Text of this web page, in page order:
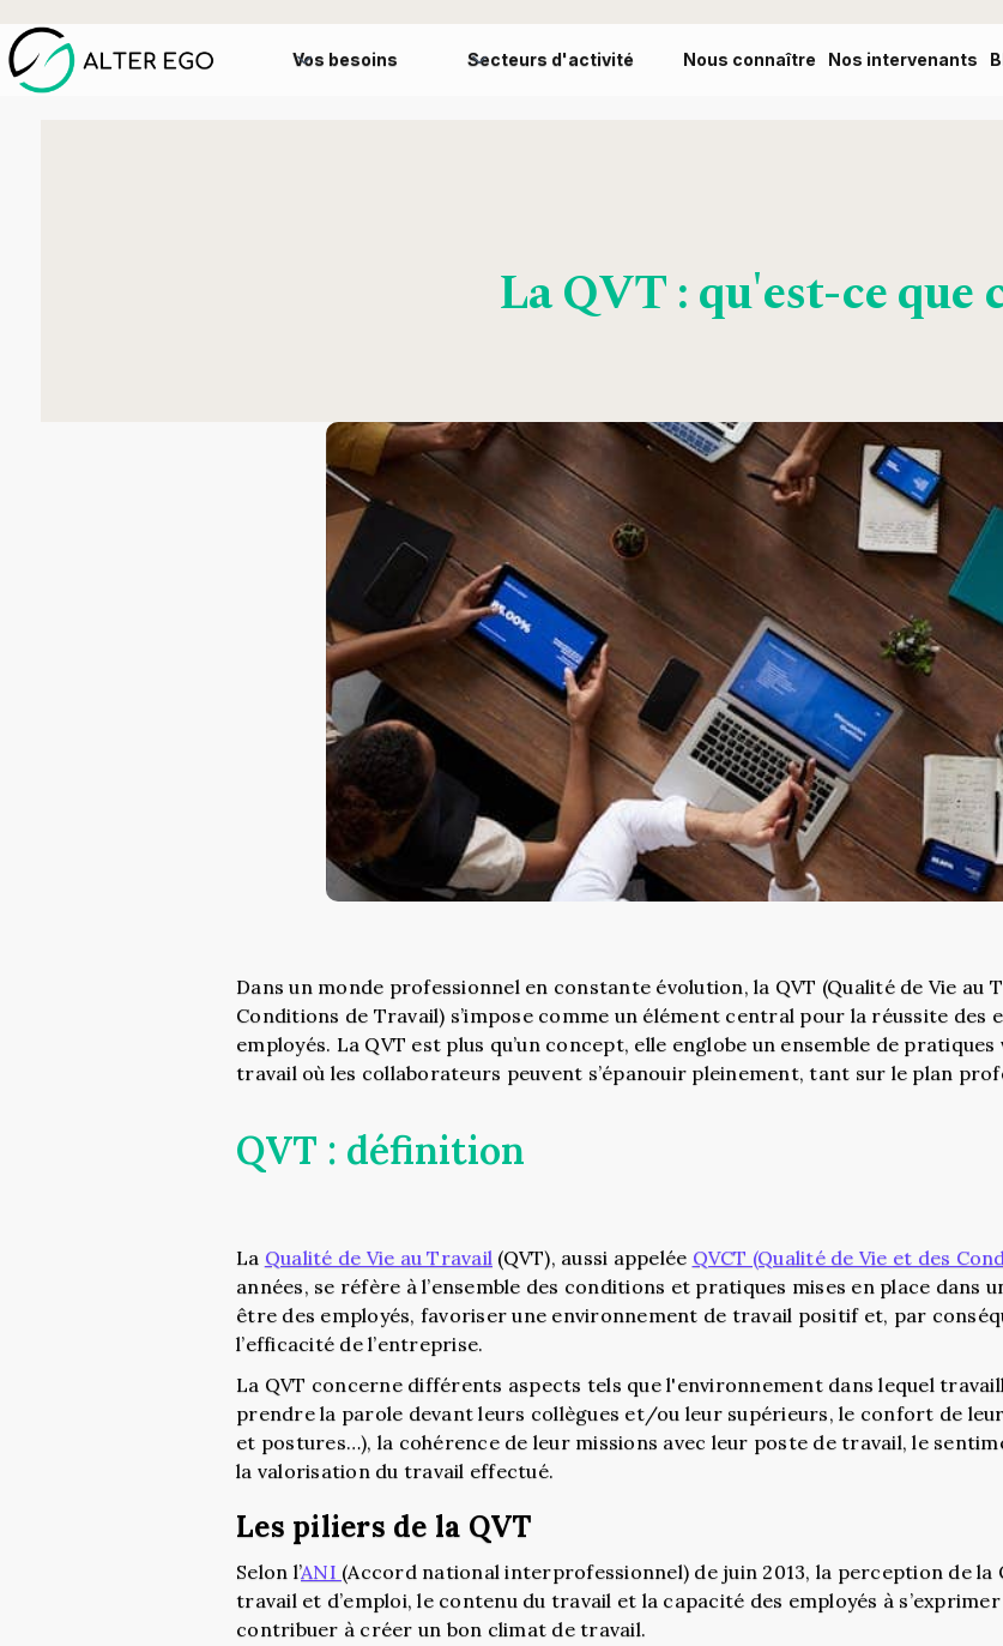
Vos besoins Secteurs d'activité Nous connaître Nos intervenants
La QVT : qu'est-ce que
Dans un monde professionnel en constante évolution, la QVT (Qualité de Vie au
Conditions de Travail) s’impose comme un élément central pour la réussite
employés. La QVT est plus qu’un concept, elle englobe un ensemble de
travail où les collaborateurs peuvent s’épanouir pleinement, tant sur le plan
QVT : définition
La Qualité de Vie au Travail (QVT), aussi appelée QVCT (Qualité de Vie et des
années, se réfère à l’ensemble des conditions et pratiques mises en place
être des employés, favoriser une environnement de travail positif et, par
l’efficacité de l’entreprise.
La QVT concerne différents aspects tels que l'environnement dans lequel
prendre la parole devant leurs collègues et/ou leur supérieurs, le confort de
et postures…), la cohérence de leur missions avec leur poste de travail, le
la valorisation du travail effectué.
Les piliers de la QVT
Selon l’ANI (Accord national interprofessionnel) de juin 2013, la perception de la
travail et d’emploi, le contenu du travail et la capacité des employés à
contribuer à créer un bon climat de travail.